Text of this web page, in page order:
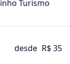
Turismo
desde R$ 35